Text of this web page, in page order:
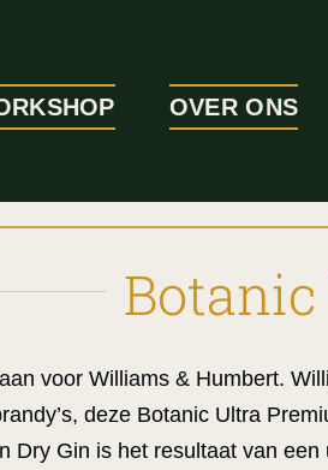
OVER ONS
voor Williams & Humbert.
deze Botanic Ultra
Dry Gin is het resultaat van